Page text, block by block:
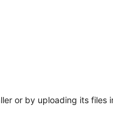
or by uploading its files